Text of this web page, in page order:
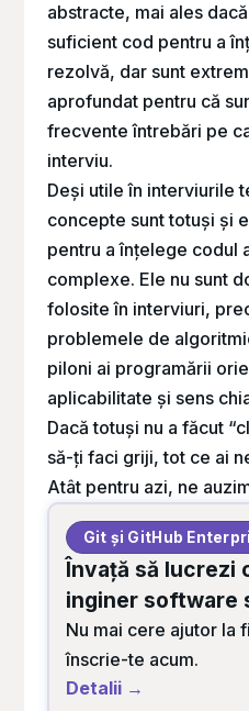
abstracte, mai ales
suficient cod pentru a
rezolvă, dar sunt
aprofundat pentru că
frecvente întrebări pe
interviu.
Deși utile în interviurile
concepte sunt totuși și
pentru a înțelege codul
complexe. Ele nu sunt
folosite în interviuri,
problemele de
piloni ai programării
aplicabilitate și sens
Dacă totuși nu a făcut
să-ți faci griji, tot ce ai
Atât pentru azi, ne
Git și GitHub
Învață să lucrezi
inginer software
Nu mai cere ajutor la
înscrie-te acum.
Detalii →